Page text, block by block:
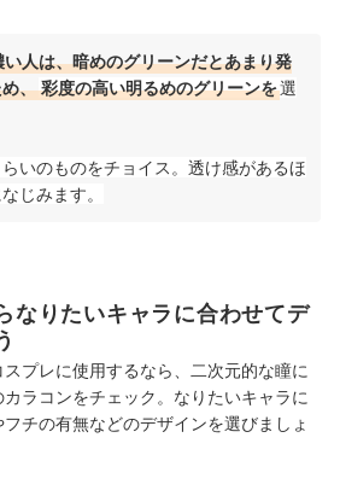
人は、暗めのグリーンだとあまり発
、 彩度の高い明るめのグリーンを選
いのものをチョイス 。透け感があるほ
じみます。
なりたいキャラに合わせてデ
プレに使用するなら、二次元的な瞳に
ラコンをチェック。なりたいキャラに
チの有無などのデザインを選びましょ